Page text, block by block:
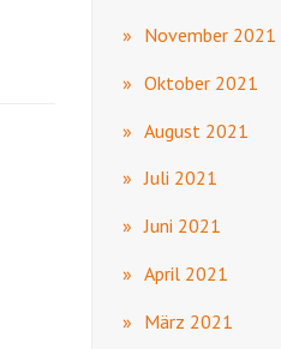
November 2021
Oktober 2021
August 2021
Juli 2021
Juni 2021
April 2021
März 2021